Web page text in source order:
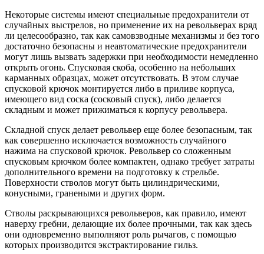
Некоторые системы имеют специальные предохранители от
случайных выстрелов, но применение их на револьверах вряд
ли целесообразно, так как самовзводные механизмы и без того
достаточно безопасны и неавтоматические предохранители
могут лишь вызвать задержки при необходимости немедленно
открыть огонь. Спусковая скоба, особенно на небольших
карманных образцах, может отсутствовать. В этом случае
спусковой крючок монтируется либо в приливе корпуса,
имеющего вид соска (сосковый спуск), либо делается
складным и может прижиматься к корпусу револьвера.
Складной спуск делает револьвер еще более безопасным, так
как совершенно исключается возможность случайного
нажима на спусковой крючок. Револьвер со сложенным
спусковым крючком более компактен, однако требует затраты
дополнительного времени на подготовку к стрельбе.
Поверхности стволов могут быть цилиндрическими,
конусными, гранеными и других форм.
Стволы раскрывающихся револьверов, как правило, имеют
наверху гребни, делающие их более прочными, так как здесь
они одновременно выполняют роль рычагов, с помощью
которых производится экстрактирование гильз.